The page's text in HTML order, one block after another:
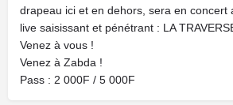
drapeau ici et en dehors, sera en concert
live saisissant et pénétrant : LA
Venez à vous !
Venez à Zabda !
Pass : 2 000F / 5 000F